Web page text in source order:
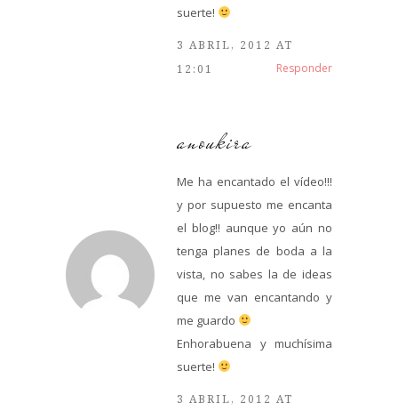
suerte!
3 ABRIL, 2012 AT
12:01
Responder
anoukira
Me ha encantado el vídeo!!!
y por supuesto me encanta
el blog!! aunque yo aún no
tenga planes de boda a la
vista, no sabes la de ideas
que me van encantando y
me guardo
Enhorabuena y muchísima
suerte!
3 ABRIL, 2012 AT